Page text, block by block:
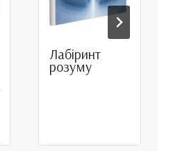
Лабіринт
розуму